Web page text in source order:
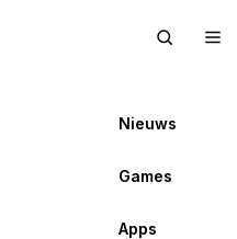
Nieuws
Games
Apps